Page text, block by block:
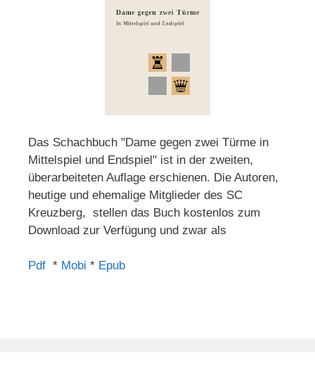
Das Schachbuch "Dame gegen zwei Türme in
Mittelspiel und Endspiel" ist in der zweiten,
überarbeiteten Auflage erschienen. Die Autoren,
heutige und ehemalige Mitglieder des SC
Kreuzberg, stellen das Buch kostenlos zum
Download zur Verfügung und zwar als
Pdf * Mobi * Epub